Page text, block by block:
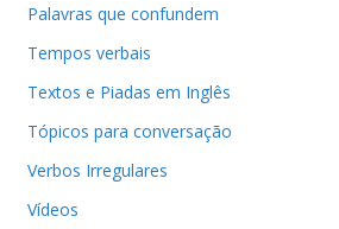
Palavras que confundem
Tempos verbais
Textos e Piadas em Inglês
Tópicos para conversação
Verbos Irregulares
Vídeos